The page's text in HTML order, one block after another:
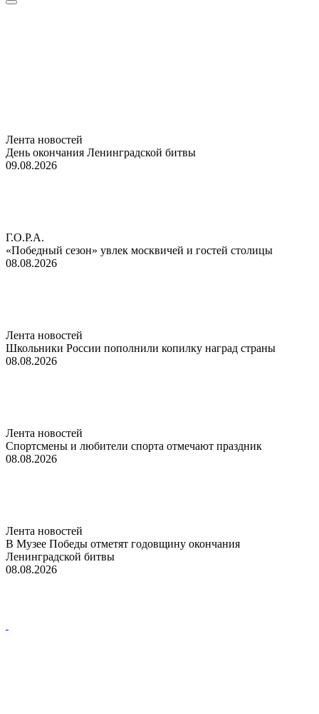
Лента новостей
День окончания Ленинградской битвы
09.08.2026
Г.О.Р.А.
«Победный сезон» увлек москвичей и гостей столицы
08.08.2026
Лента новостей
Школьники России пополнили копилку наград страны
08.08.2026
Лента новостей
Спортсмены и любители спорта отмечают праздник
08.08.2026
Лента новостей
В Музее Победы отметят годовщину окончания
Ленинградской битвы
08.08.2026